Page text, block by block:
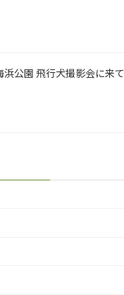
浜公園 飛行犬撮影会に来